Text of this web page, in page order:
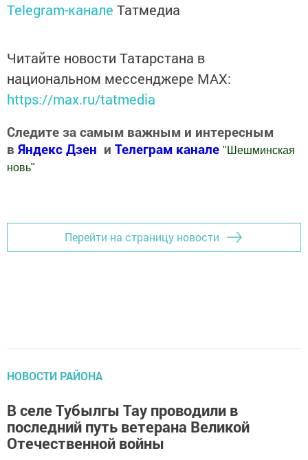
Telegram-канале Татмедиа
Читайте новости Татарстана в
национальном мессенджере MАХ:
https://max.ru/tatmedia
Следите за самым важным и интересным
в Яндекс Дзен и Телеграм канале " Шешминская
новь"
Перейти на страницу новости
НОВОСТИ РАЙОНА
В селе Тубылгы Тау проводили в
последний путь ветерана Великой
Отечественной войны